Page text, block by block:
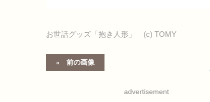
お世話グッズ「抱き人形」 (c) TOMY
前の画像
advertisement